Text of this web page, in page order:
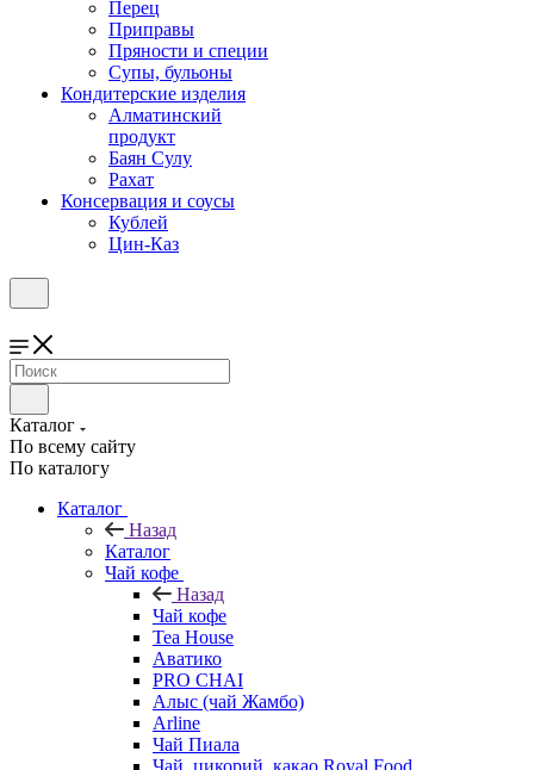
Перец
Приправы
Пряности и специи
Супы, бульоны
Кондитерские изделия
Алматинский
продукт
Баян Сулу
Рахат
Консервация и соусы
Кублей
Цин-Каз
Каталог
По всему сайту
По каталогу
Каталог
Назад
Каталог
Чай кофе
Назад
Чай кофе
Tea House
Аватико
PRO CHAI
Алыс (чай Жамбо)
Arline
Чай Пиала
Чай, цикорий, какао Royal Food